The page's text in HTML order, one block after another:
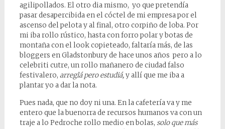
agilipollados. El otro dia mismo, yo que pretendía
pasar desapercibida en el cóctel de mi empresa por el
ascenso del pelota y al final, otro corpiño de loba. Por
mi iba rollo rústico, hasta con forro polar y botas de
montaña con el look copieteado, faltaría más, de las
bloggers en Gladstonbury de hace unos años pero a lo
celebriti cutre, un rollo mañanero de ciudad falso
festivalero, arreglá pero estudiá,y allí que me iba a
plantar yo a dar la nota.
Pues nada, que no doy ni una. En la cafetería va y me
entero que la buenorra de recursos humanos va con un
traje a lo Pedroche rollo medio en bolas, solo que más